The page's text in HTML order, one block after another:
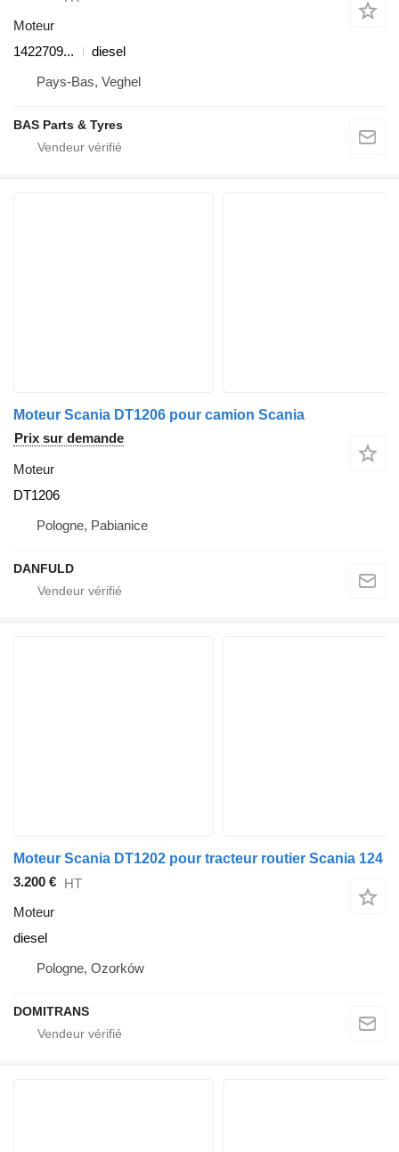
Moteur
1422709...
diesel
Pays-Bas, Veghel
BAS Parts & Tyres
Moteur Scania DT1206 pour camion Scania
Prix sur demande
Moteur
DT1206
Pologne, Pabianice
DANFULD
Moteur Scania DT1202 pour tracteur routier Scania 124
3.200 € HT
Moteur
diesel
Pologne, Ozorków
DOMITRANS